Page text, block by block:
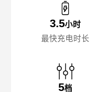
3.5小时
最快充电时长
5档